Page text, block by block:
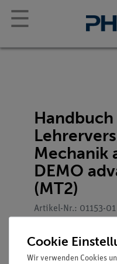
☰
Handbuch
Mechanik
DEMO
(MT2)
Artikel-Nr.: 01153-01
Cookie
Wir verwenden Cookies